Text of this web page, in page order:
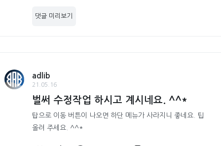
댓글 미리보기
adlib
21.05.16
벌써 수정작업 하시고 계시네요. ^^*
탑으로 이동 버튼이 나오면 하단 메뉴가 사라지니 좋네요. 팁
올려 주세요. ^^*